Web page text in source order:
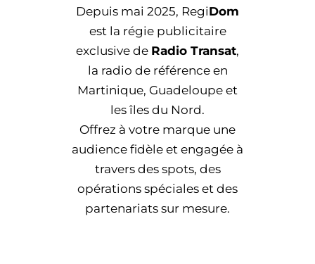
Depuis mai 2025, RegiDom
est la régie publicitaire
exclusive de Radio Transat,
la radio de référence en
Martinique, Guadeloupe et
les îles du Nord.
Offrez à votre marque une
audience fidèle et engagée à
travers des spots, des
opérations spéciales et des
partenariats sur mesure.